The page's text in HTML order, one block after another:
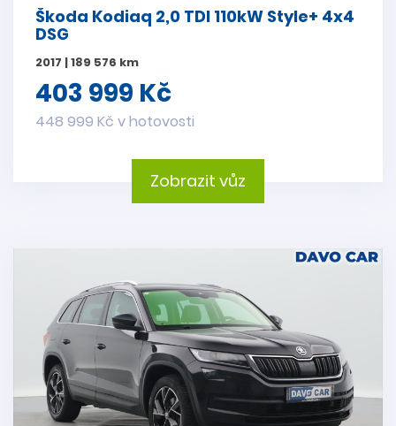
Škoda Kodiaq 2,0 TDI 110kW Style+ 4x4
DSG
2017 | 189 576 km
403 999 Kč
448 999 Kč v hotovosti
Zobrazit vůz